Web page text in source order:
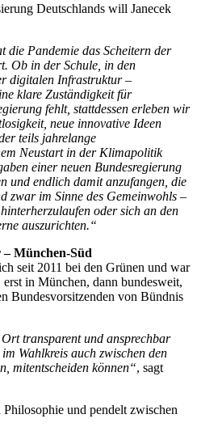
Deutschlands will Janecek
die Pandemie das Scheitern der
Ob in der Schule, in den
digitalen Infrastruktur –
klare Zuständigkeit für
fehlt, stattdessen erleben wir
neue innovative Ideen
teils jahrelange
Neustart in der Klimapolitik
einer neuen Bundesregierung
und endlich damit anzufangen, die
zwar im Sinne des Gemeinwohls –
oder sich an den
auszurichten.“
München-Süd
seit 2011 bei den Grünen und war
in München, dann bundesweit,
Bundesvorsitzenden von Bündnis
transparent und ansprechbar
Wahlkreis auch zwischen den
mitentscheiden können“, sagt
und pendelt zwischen